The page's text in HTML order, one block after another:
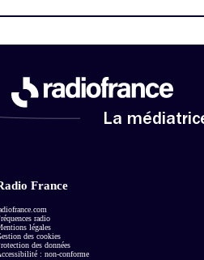
La
France
radio
légales
des cookies
des données
: non-conforme